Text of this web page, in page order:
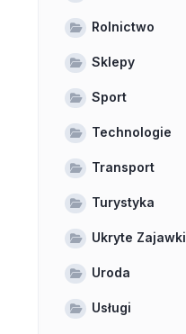
Rolnictwo
Sklepy
Sport
Technologie
Transport
Turystyka
Ukryte Zajawki
Uroda
Usługi